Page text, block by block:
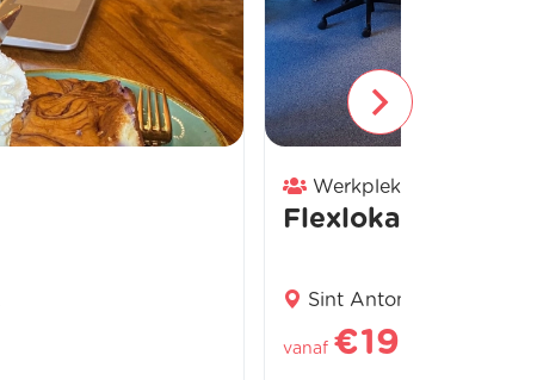
Werkplek
Flexlokaal
Sint Antoniusplein 38,
vanaf €199,95